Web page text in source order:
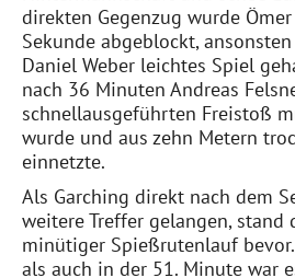
direkten Gegenzug wurde
Sekunde abgeblockt,
Daniel Weber leichtes Spiel
nach 36 Minuten Andreas
schnellausgeführten Freistoß
wurde und aus zehn Metern
einnetzte.
Als Garching direkt nach dem
weitere Treffer gelangen, stand
minütiger Spießrutenlauf
als auch in der 51. Minute war